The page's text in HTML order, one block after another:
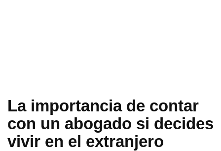
La importancia de contar
con un abogado si decides
vivir en el extranjero